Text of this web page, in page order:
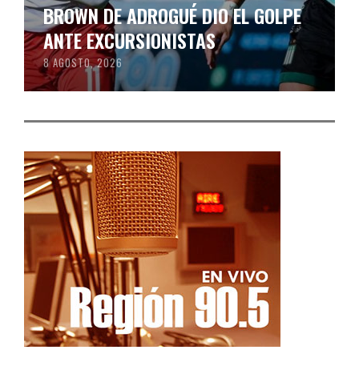
BROWN DE ADROGUÉ DIO EL GOLPE
ANTE EXCURSIONISTAS
8 AGOSTO, 2026